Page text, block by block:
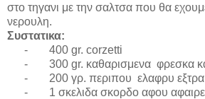
στο τηγανι με την σαλτσα που θα
νερουλη.
Συστατικα:
-
400 gr. corzetti
-
300 gr. καθαρισμενα φρεσκα
-
200 γρ. περιπου ελαφρυ
-
1 σκελιδα σκορδο αφου